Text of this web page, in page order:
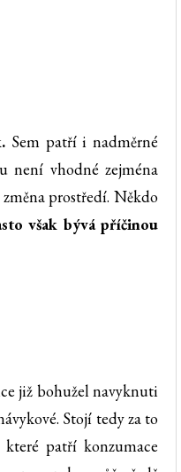
Sem patří i nadměrné
není vhodné zejména
prostředí. Někdo
však bývá příčinou
již bohužel navyknuti
Stojí tedy za to
patří konzumace